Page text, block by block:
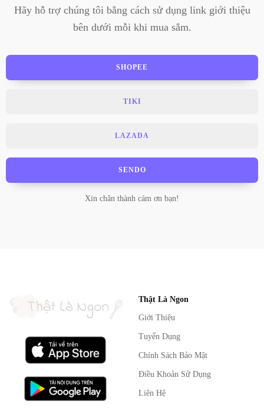
Hãy hỗ trợ chúng tôi bằng cách sử dụng link giới thiệu
bên dưới mỗi khi mua sắm.
SHOPEE
TIKI
LAZADA
SENDO
Xin chân thành cám ơn bạn!
Thật Là Ngon
Giới Thiệu
Tuyển Dụng
Chính Sách Bảo Mật
Điều Khoản Sử Dụng
Liên Hệ